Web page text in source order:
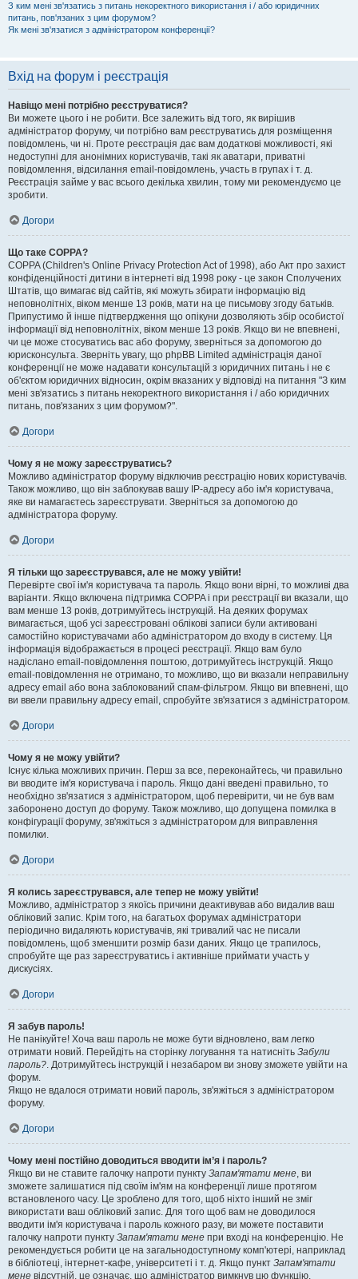
З ким мені зв'язатись з питань некоректного використання і / або юридичних
питань, пов'язаних з цим форумом?
Як мені зв'язатися з адміністратором конференції?
Вхід на форум і реєстрація
Навіщо мені потрібно реєструватися?
Ви можете цього і не робити. Все залежить від того, як вирішив
адміністратор форуму, чи потрібно вам реєструватись для розміщення
повідомлень, чи ні. Проте реєстрація дає вам додаткові можливості, які
недоступні для анонімних користувачів, такі як аватари, приватні
повідомлення, відсилання email-повідомлень, участь в групах і т. д.
Реєстрація займе у вас всього декілька хвилин, тому ми рекомендуємо це
зробити.
Догори
Що таке COPPA?
COPPA (Children's Online Privacy Protection Act of 1998), або Акт про захист
конфіденційності дитини в інтернеті від 1998 року - це закон Сполучених
Штатів, що вимагає від сайтів, які можуть збирати інформацію від
неповнолітніх, віком менше 13 років, мати на це письмову згоду батьків.
Припустимо й інше підтвердження що опікуни дозволяють збір особистої
інформації від неповнолітніх, віком менше 13 років. Якщо ви не впевнені,
чи це може стосуватись вас або форуму, зверніться за допомогою до
юрисконсульта. Зверніть увагу, що phpBB Limited адміністрація даної
конференції не може надавати консультацій з юридичних питань і не є
об'єктом юридичних відносин, окрім вказаних у відповіді на питання "З ким
мені зв'язатись з питань некоректного використання і / або юридичних
питань, пов'язаних з цим форумом?".
Догори
Чому я не можу зареєструватись?
Можливо адміністратор форуму відключив реєстрацію нових користувачів.
Також можливо, що він заблокував вашу IP-адресу або ім'я користувача,
яке ви намагаєтесь зареєструвати. Зверніться за допомогою до
адміністратора форуму.
Догори
Я тільки що зареєструвався, але не можу увійти!
Перевірте свої ім'я користувача та пароль. Якщо вони вірні, то можливі два
варіанти. Якщо включена підтримка COPPA і при реєстрації ви вказали, що
вам менше 13 років, дотримуйтесь інструкцій. На деяких форумах
вимагається, щоб усі зареєстровані облікові записи були активовані
самостійно користувачами або адміністратором до входу в систему. Ця
інформація відображається в процесі реєстрації. Якщо вам було
надіслано email-повідомлення поштою, дотримуйтесь інструкцій. Якщо
email-повідомлення не отримано, то можливо, що ви вказали неправильну
адресу email або вона заблокований спам-фільтром. Якщо ви впевнені, що
ви ввели правильну адресу email, спробуйте зв'язатися з адміністратором.
Догори
Чому я не можу увійти?
Існує кілька можливих причин. Перш за все, переконайтесь, чи правильно
ви вводите ім'я користувача і пароль. Якщо дані введені правильно, то
необхідно зв'язатися з адміністратором, щоб перевірити, чи не був вам
заборонено доступ до форуму. Також можливо, що допущена помилка в
конфігурації форуму, зв'яжіться з адміністратором для виправлення
помилки.
Догори
Я колись зареєструвався, але тепер не можу увійти!
Можливо, адміністратор з якоїсь причини деактивував або видалив ваш
обліковий запис. Крім того, на багатьох форумах адміністратори
періодично видаляють користувачів, які тривалий час не писали
повідомлень, щоб зменшити розмір бази даних. Якщо це трапилось,
спробуйте ще раз зареєструватись і активніше приймати участь у
дискусіях.
Догори
Я забув пароль!
Не панікуйте! Хоча ваш пароль не може бути відновлено, вам легко
отримати новий. Перейдіть на сторінку логування та натисніть Забули
пароль?. Дотримуйтесь інструкцій і незабаром ви знову зможете увійти на
форум.
Якщо не вдалося отримати новий пароль, зв'яжіться з адміністратором
форуму.
Догори
Чому мені постійно доводиться вводити ім’я і пароль?
Якщо ви не ставите галочку напроти пункту Запам'ятати мене, ви
зможете залишатися під своїм ім'ям на конференції лише протягом
встановленого часу. Це зроблено для того, щоб ніхто інший не зміг
використати ваш обліковий запис. Для того щоб вам не доводилося
вводити ім'я користувача і пароль кожного разу, ви можете поставити
галочку напроти пункту Запам'ятати мене при вході на конференцію. Не
рекомендується робити це на загальнодоступному комп'ютері, наприклад
в бібліотеці, інтернет-кафе, університеті і т. д. Якщо пункт Запам'ятати
мене відсутній, це означає, що адміністратор вимкнув цю функцію.